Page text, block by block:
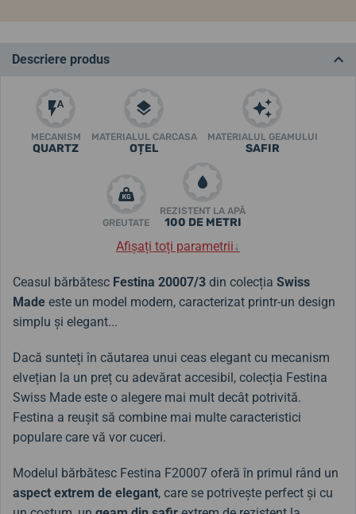
Descriere produs
MECANISM
QUARTZ
MATERIALUL CARCASA
OȚEL
MATERIALUL GEAMULUI
SAFIR
GREUTATE
REZISTENT LA APĂ
100 DE METRI
Afișați toți parametrii↓
Ceasul bărbătesc Festina 20007/3 din colecția Swiss
Made este un model modern, caracterizat printr-un design
simplu și elegant...
Dacă sunteți în căutarea unui ceas elegant cu mecanism
elvețian la un preț cu adevărat accesibil, colecția Festina
Swiss Made este o alegere mai mult decât potrivită.
Festina a reușit să combine mai multe caracteristici
populare care vă vor cuceri.
Modelul bărbătesc Festina F20007 oferă în primul rând un
aspect extrem de elegant, care se potrivește perfect și cu